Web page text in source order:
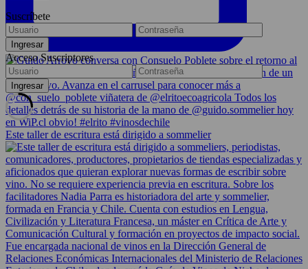
Este taller de escritura está dirigido a sommelier
Suscríbete
Acceso Suscriptores